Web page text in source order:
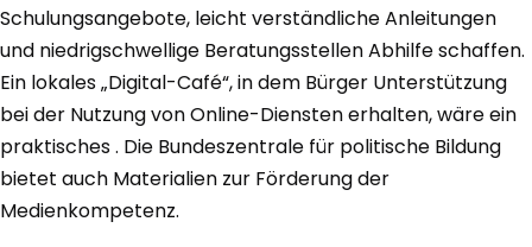
Schulungsangebote, leicht verständliche Anleitungen
und niedrigschwellige Beratungsstellen Abhilfe schaffen.
Ein lokales „Digital-Café“, in dem Bürger Unterstützung
bei der Nutzung von Online-Diensten erhalten, wäre ein
praktisches . Die Bundeszentrale für politische Bildung
bietet auch Materialien zur Förderung der
Medienkompetenz.